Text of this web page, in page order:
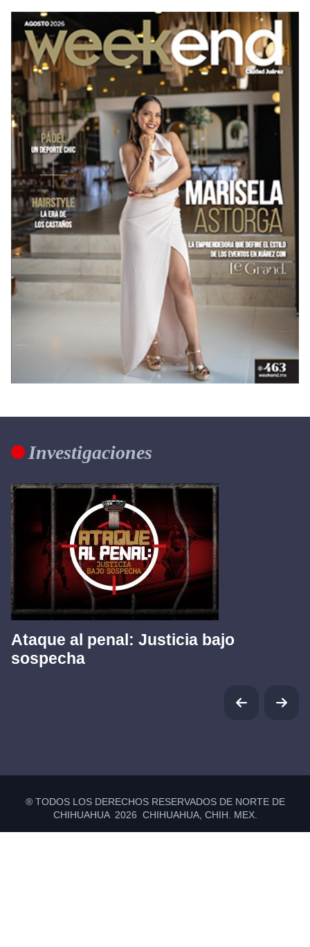
Investigaciones
Ataque al penal: Justicia bajo
sospecha
® TODOS LOS DERECHOS RESERVADOS DE NORTE DE
CHIHUAHUA 2026 CHIHUAHUA, CHIH. MEX.